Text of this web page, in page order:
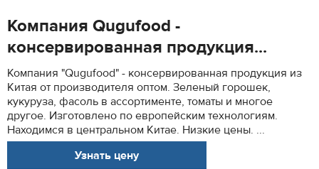
Компания Qugufood -
консервированная продукция...
Компания "Qugufood" - консервированная продукция из
Китая от производителя оптом. Зеленый горошек,
кукуруза, фасоль в ассортименте, томаты и многое
другое. Изготовлено по европейским технологиям.
Находимся в центральном Китае. Низкие цены. ...
Узнать цену